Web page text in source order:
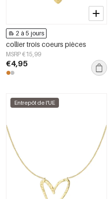
2 à 5 jours
collier trois coeurs pièces
MSRP €15,99
€4,95
Entrepôt de l'UE